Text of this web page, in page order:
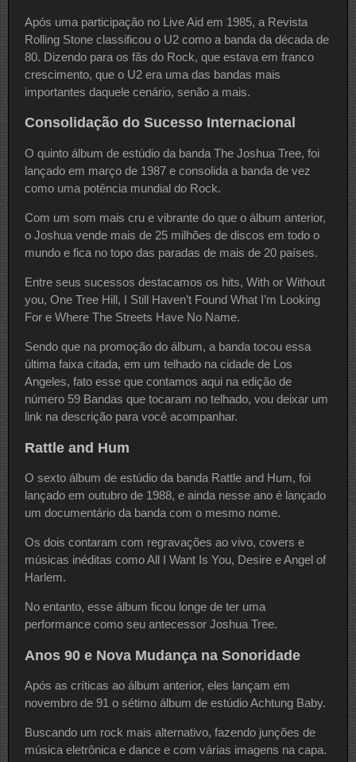
Após uma participação no Live Aid em 1985, a Revista
Rolling Stone classificou o U2 como a banda da década de
80. Dizendo para os fãs do Rock, que estava em franco
crescimento, que o U2 era uma das bandas mais
importantes daquele cenário, senão a mais.
Consolidação do Sucesso Internacional
O quinto álbum de estúdio da banda The Joshua Tree, foi
lançado em março de 1987 e consolida a banda de vez
como uma potência mundial do Rock.
Com um som mais cru e vibrante do que o álbum anterior,
o Joshua vende mais de 25 milhões de discos em todo o
mundo e fica no topo das paradas de mais de 20 países.
Entre seus sucessos destacamos os hits, With or Without
you, One Tree Hill, I Still Haven’t Found What I’m Looking
For e Where The Streets Have No Name.
Sendo que na promoção do álbum, a banda tocou essa
última faixa citada, em um telhado na cidade de Los
Angeles, fato esse que contamos aqui na edição de
número 59 Bandas que tocaram no telhado, vou deixar um
link na descrição para você acompanhar.
Rattle and Hum
O sexto álbum de estúdio da banda Rattle and Hum, foi
lançado em outubro de 1988, e ainda nesse ano é lançado
um documentário da banda com o mesmo nome.
Os dois contaram com regravações ao vivo, covers e
músicas inéditas como All I Want Is You, Desire e Angel of
Harlem.
No entanto, esse álbum ficou longe de ter uma
performance como seu antecessor Joshua Tree.
Anos 90 e Nova Mudança na Sonoridade
Após as críticas ao álbum anterior, eles lançam em
novembro de 91 o sétimo álbum de estúdio Achtung Baby.
Buscando um rock mais alternativo, fazendo junções de
música eletrônica e dance e com várias imagens na capa.